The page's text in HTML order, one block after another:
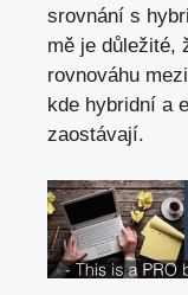
srovnání s
mě je důležité,
rovnováhu
kde hybridní a
zaostávají.